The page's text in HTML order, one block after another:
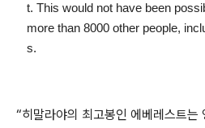
t. This would not have been
more than 8000 other people,
s.
“히말라야의 최고봉인 에베레스트는